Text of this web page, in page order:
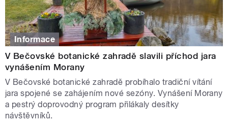
Informace
V Bečovské botanické zahradě slavili příchod jara
vynášením Morany
V Bečovské botanické zahradě probíhalo tradiční vítání
jara spojené se zahájením nové sezóny. Vynášení Morany
a pestrý doprovodný program přilákaly desítky
návštěvníků.